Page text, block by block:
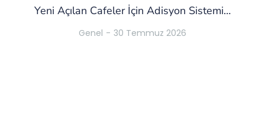
Yeni Açılan Cafeler İçin Adisyon Sistemi…
Genel 30 Temmuz 2026